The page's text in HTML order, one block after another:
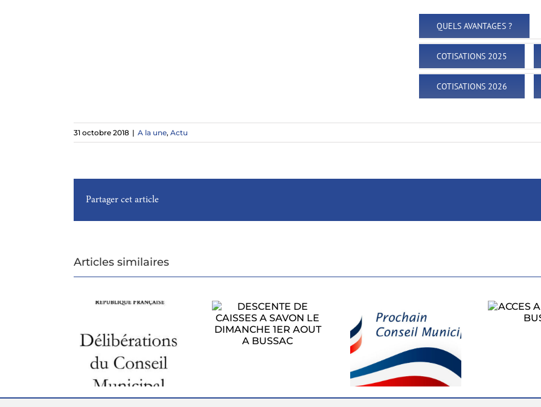
QUELS AVANTAGES ?
COTISATIONS 2025
COTISATIONS 2026
31 octobre 2018 | A la une, Actu
Partager cet article
Articles similaires
LE DIMANCHE 1ER
AOUT A BUSSAC
PROCHAIN
ACCES AU RALLYE
A BUSSAC